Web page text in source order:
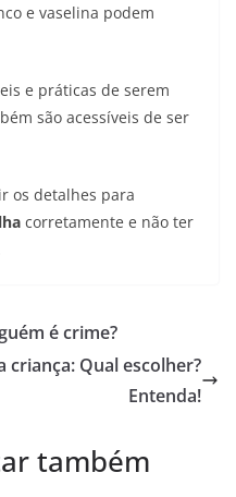
e vaselina podem
e práticas de serem
são acessíveis de ser
os detalhes para
corretamente e não ter
é crime?
criança: Qual escolher?
Entenda!
também